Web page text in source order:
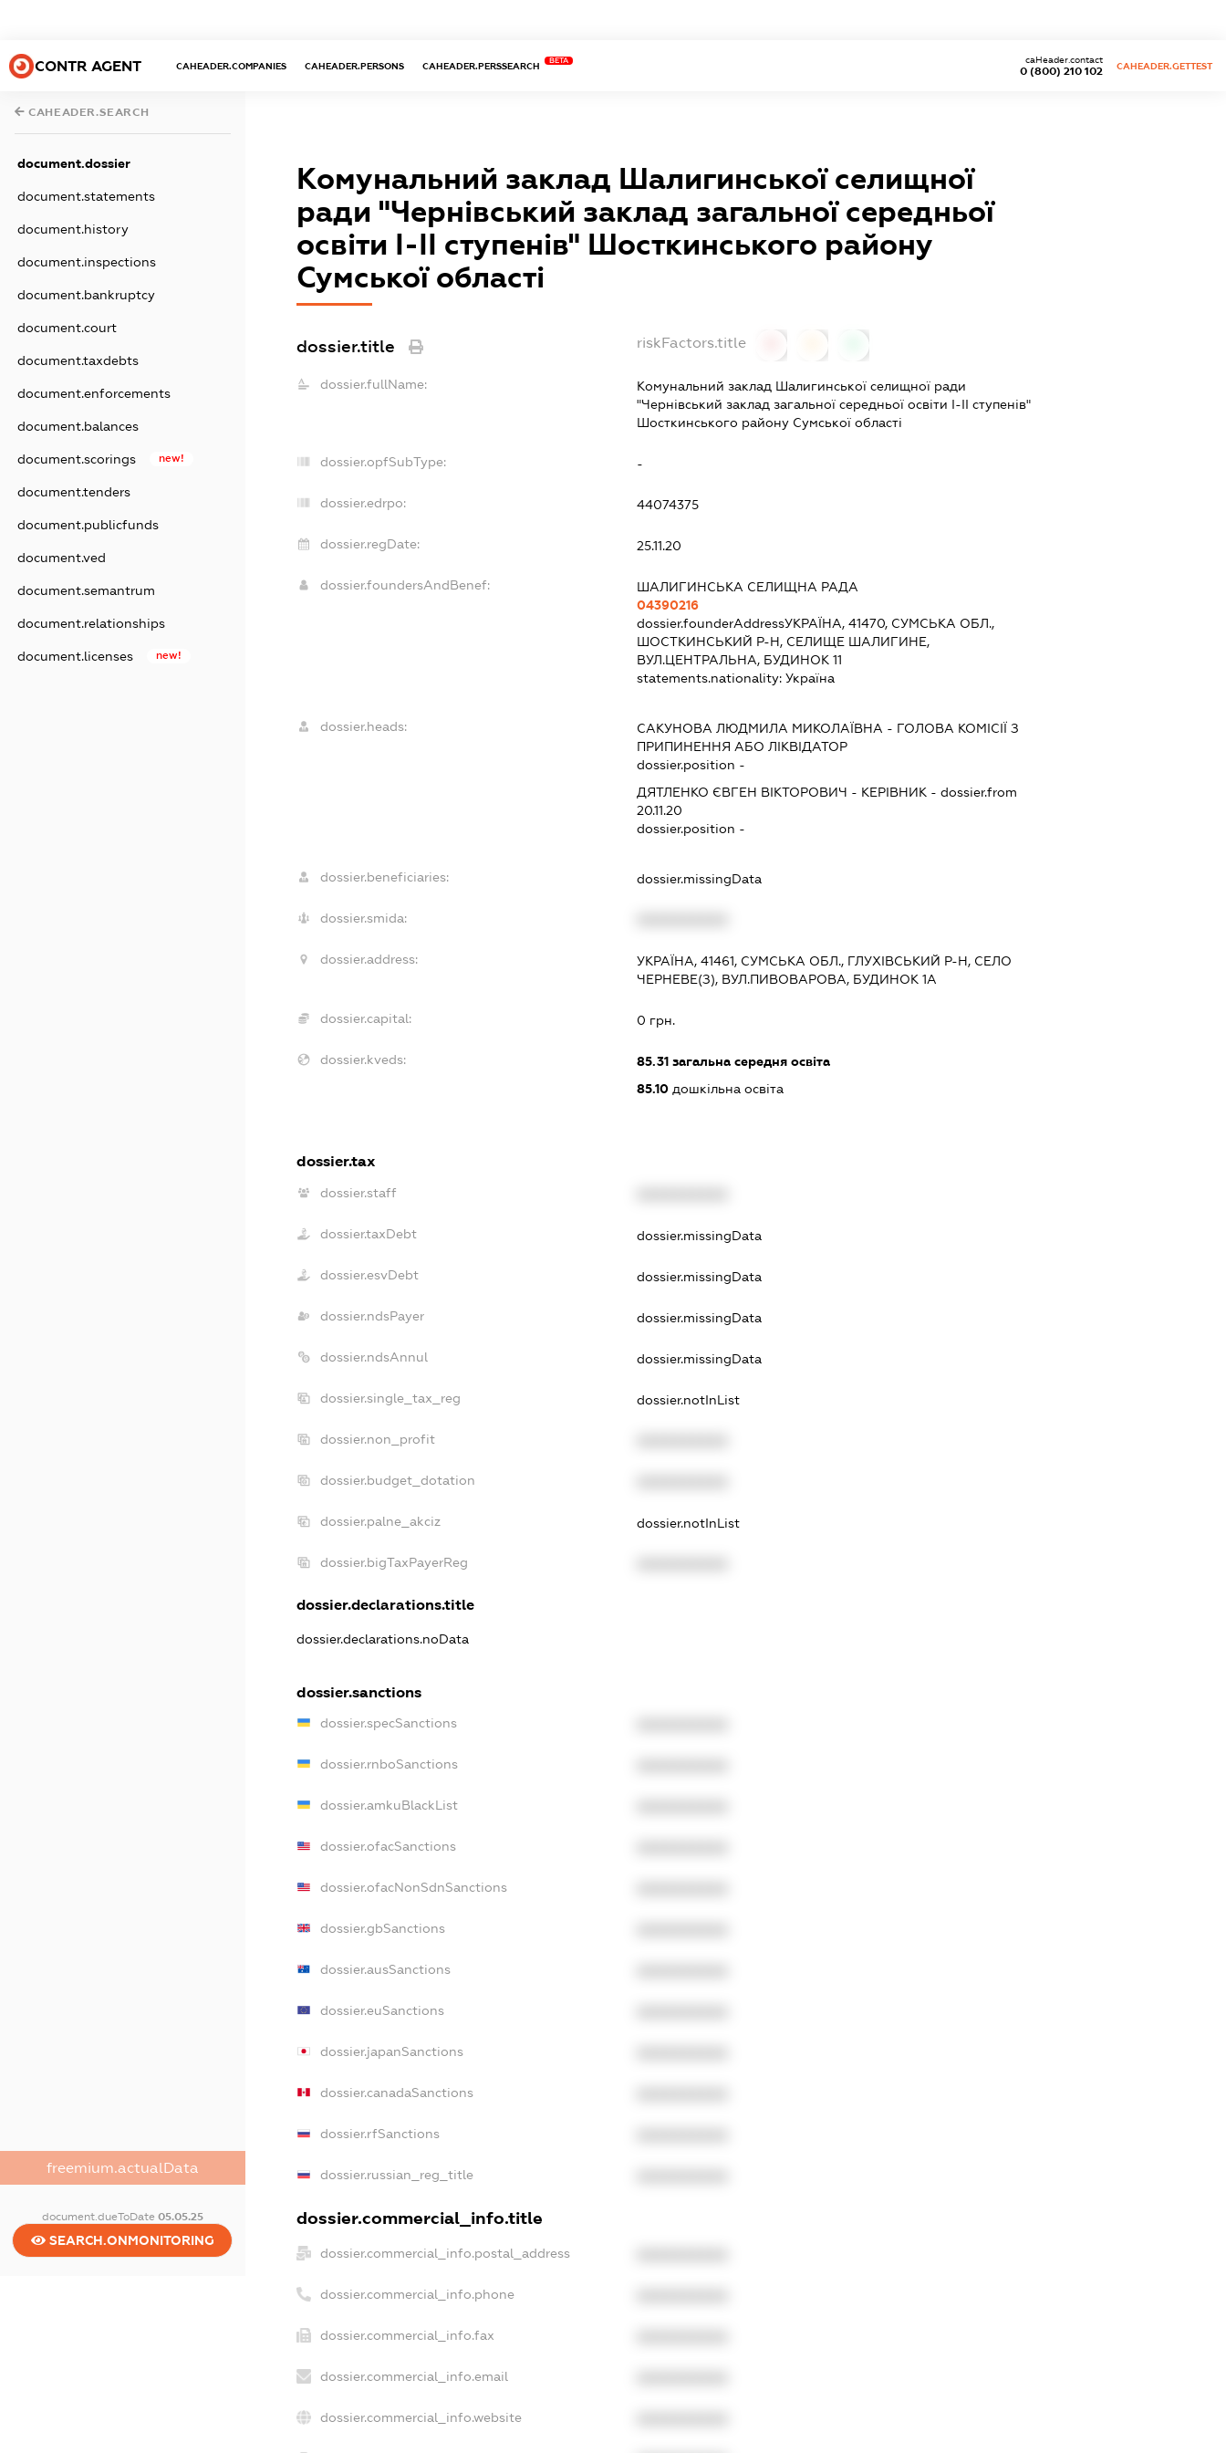
CONTR AGENT CAHEADER.COMPANIES CAHEADER.PERSONS CAHEADER.PERSSEARCH
BETA
0 (800) 210 102
caHeader.contact
CAHEADER.GETTEST
CAHEADER.SEARCH
document.dossier
document.statements
document.history
document.inspections
document.bankruptcy
document.court
document.taxdebts
document.enforcements
document.balances
document.scorings new!
document.tenders
document.publicfunds
document.ved
document.semantrum
document.relationships
document.licenses new!
freemium.actualData
document.dueToDate 05.05.25
SEARCH.ONMONITORING
Комунальний заклад Шалигинської селищної
ради "Чернівський заклад загальної середньої
освіти І-ІІ ступенів" Шосткинського району
Сумської області
dossier.title riskFactors.title
dossier.fullName:
Комунальний заклад Шалигинської селищної ради
"Чернівський заклад загальної середньої освіти І-ІІ ступенів"
Шосткинського району Сумської області
dossier.opfSubType: -
dossier.edrpo: 44074375
dossier.regDate: 25.11.20
dossier.foundersAndBenef:
ШАЛИГИНСЬКА СЕЛИЩНА РАДА
04390216
dossier.founderAddressУКРАЇНА, 41470, СУМСЬКА ОБЛ.,
ШОСТКИНСЬКИЙ Р-Н, СЕЛИЩЕ ШАЛИГИНЕ,
ВУЛ.ЦЕНТРАЛЬНА, БУДИНОК 11
statements.nationality: Україна
dossier.heads: САКУНОВА ЛЮДМИЛА МИКОЛАЇВНА - ГОЛОВА КОМІСІЇ З
ПРИПИНЕННЯ АБО ЛІКВІДАТОР
dossier.position -
ДЯТЛЕНКО ЄВГЕН ВІКТОРОВИЧ - КЕРІВНИК - dossier.from
20.11.20
dossier.position -
dossier.beneficiaries: dossier.missingData
dossier.smida:
dossier.address:
УКРАЇНА, 41461, СУМСЬКА ОБЛ., ГЛУХІВСЬКИЙ Р-Н, СЕЛО
ЧЕРНЕВЕ(З), ВУЛ.ПИВОВАРОВА, БУДИНОК 1А
dossier.capital: 0 грн.
dossier.kveds: 85.31загальна середня освіта
85.10дошкільна освіта
dossier.tax
dossier.staff
dossier.taxDebt dossier.missingData
dossier.esvDebt dossier.missingData
dossier.ndsPayer dossier.missingData
dossier.ndsAnnul dossier.missingData
dossier.single_tax_reg dossier.notInList
dossier.non_profit
dossier.budget_dotation
dossier.palne_akciz dossier.notInList
dossier.bigTaxPayerReg
dossier.declarations.title
dossier.declarations.noData
dossier.sanctions
dossier.specSanctions
dossier.rnboSanctions
dossier.amkuBlackList
dossier.ofacSanctions
dossier.ofacNonSdnSanctions
dossier.gbSanctions
dossier.ausSanctions
dossier.euSanctions
dossier.japanSanctions
dossier.canadaSanctions
dossier.rfSanctions
dossier.russian_reg_title
dossier.commercial_info.title
dossier.commercial_info.postal_address
dossier.commercial_info.phone
dossier.commercial_info.fax
dossier.commercial_info.email
dossier.commercial_info.website